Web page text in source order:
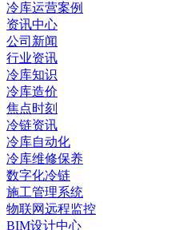
冷库运营案例
资讯中心
公司新闻
行业资讯
冷库知识
冷库造价
焦点时刻
冷链资讯
冷库自动化
冷库维修保养
数字化冷链
施工管理系统
物联网远程监控
BIM设计中心